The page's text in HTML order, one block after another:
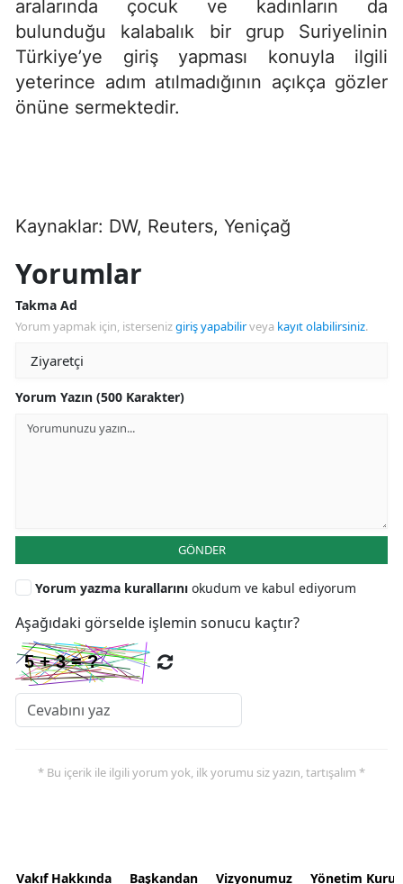
aralarında çocuk ve kadınların da
bulunduğu kalabalık bir grup Suriyelinin
Türkiye’ye giriş yapması konuyla ilgili
yeterince adım atılmadığının açıkça gözler
önüne sermektedir.
Kaynaklar: DW, Reuters, Yeniçağ
Yorumlar
Takma Ad
Yorum yapmak için, istersenizgiriş yapabilirveya kayıt olabilirsiniz.
Yorum Yazın (500 Karakter)
GÖNDER
Yorum yazma kurallarını okudum ve kabul ediyorum
Aşağıdaki görselde işlemin sonucu kaçtır?
* Bu içerik ile ilgili yorum yok, ilk yorumu siz yazın, tartışalım *
Vakıf Hakkında Başkandan Vizyonumuz Yönetim